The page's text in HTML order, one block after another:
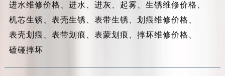
进水维修价格、 进水、 进灰、 起雾、 生锈维修价格、
机芯生锈、 表壳生锈、 表带生锈、 划痕维修价格、
表壳划痕、 表带划痕、 表蒙划痕、 摔坏维修价格、
磕碰摔坏